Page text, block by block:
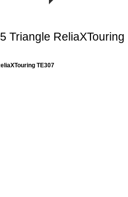
Triangle ReliaXTouring
TE307